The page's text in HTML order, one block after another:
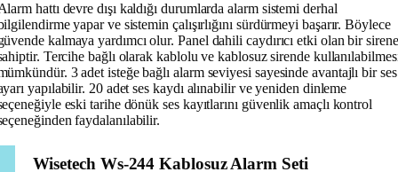
hattı devre dışı kaldığı durumlarda alarm sistemi derhal
yapar ve sistemin çalışırlığını sürdürmeyi başarır. Böylece
kalmaya yardımcı olur. Panel dahili caydırıcı etki olan bir sirene
Tercihe bağlı olarak kablolu ve kablosuz sirende
3 adet isteğe bağlı alarm seviyesi sayesinde avantajlı bir ses
yapılabilir. 20 adet ses kaydı alınabilir ve yeniden dinleme
eski tarihe dönük ses kayıtlarını güvenlik amaçlı kontrol
faydalanılabilir.
Wisetech Ws-244 Kablosuz Alarm Seti